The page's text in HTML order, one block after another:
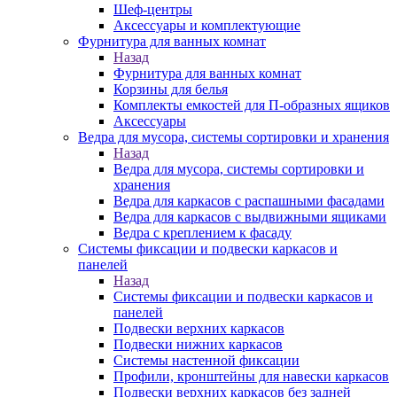
Шеф-центры
Аксессуары и комплектующие
Фурнитура для ванных комнат
Назад
Фурнитура для ванных комнат
Корзины для белья
Комплекты емкостей для П-образных ящиков
Аксессуары
Ведра для мусора, системы сортировки и хранения
Назад
Ведра для мусора, системы сортировки и
хранения
Ведра для каркасов с распашными фасадами
Ведра для каркасов с выдвижными ящиками
Ведра с креплением к фасаду
Системы фиксации и подвески каркасов и
панелей
Назад
Системы фиксации и подвески каркасов и
панелей
Подвески верхних каркасов
Подвески нижних каркасов
Системы настенной фиксации
Профили, кронштейны для навески каркасов
Подвески верхних каркасов без задней